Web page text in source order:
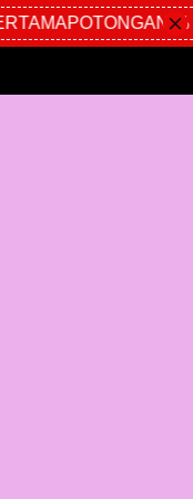
POTONGAN %